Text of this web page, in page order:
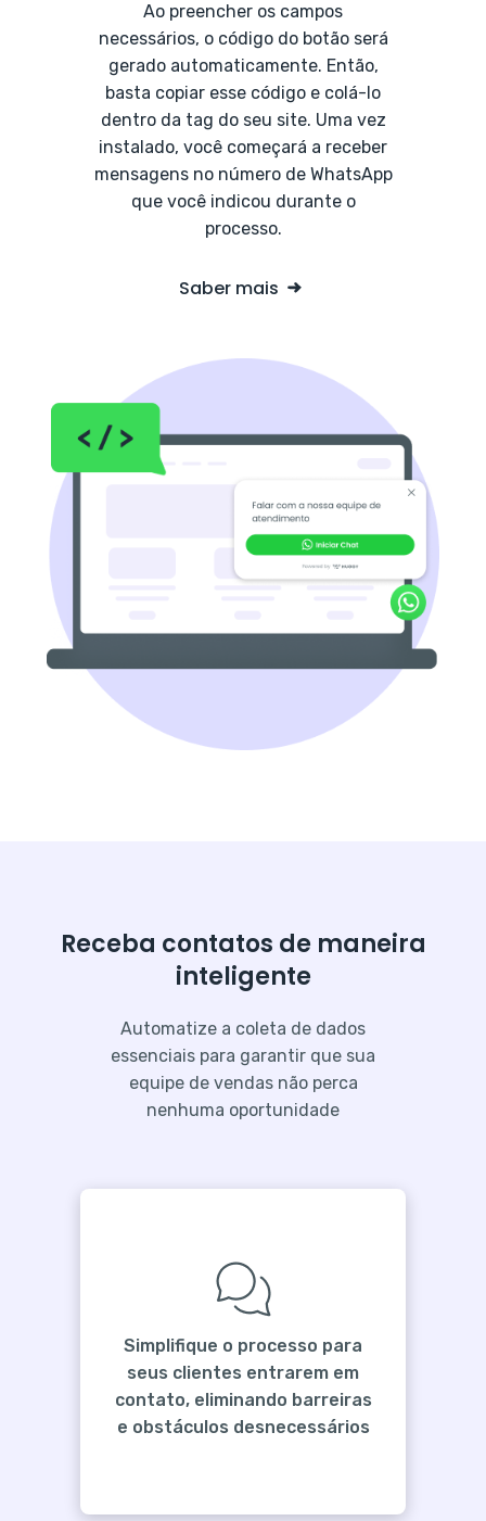
Ao preencher os campos
necessários, o código do botão será
gerado automaticamente. Então,
basta copiar esse código e colá-lo
dentro da tag do seu site. Uma vez
instalado, você começará a receber
mensagens no número de WhatsApp
que você indicou durante o
processo.
Saber mais
Receba contatos de maneira
inteligente
Automatize a coleta de dados
essenciais para garantir que sua
equipe de vendas não perca
nenhuma oportunidade
Simplifique o processo para
seus clientes entrarem em
contato, eliminando barreiras
e obstáculos desnecessários